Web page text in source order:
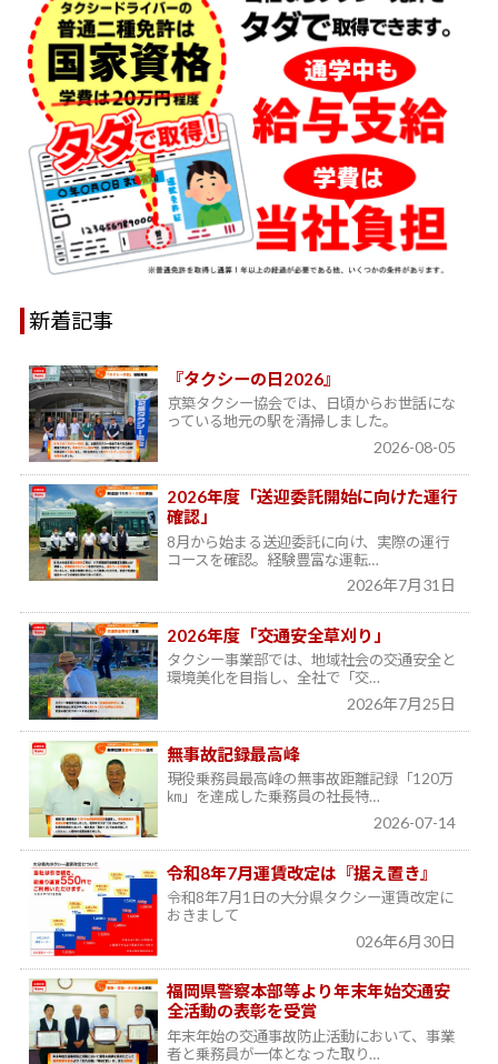
新着記事
『タクシーの日2026』
京築タクシー協会では、日頃からお世話にな
っている地元の駅を清掃しました。
2026-08-05
2026年度「送迎委託開始に向けた運行
確認」
8月から始まる送迎委託に向け、実際の運行
コースを確認。経験豊富な運転…
2026年7月31日
2026年度「交通安全草刈り」
タクシー事業部では、地域社会の交通安全と
環境美化を目指し、全社で「交…
2026年7月25日
無事故記録最高峰
現役乗務員最高峰の無事故距離記録「120万
㎞」を達成した乗務員の社長特…
2026-07-14
令和8年7月運賃改定は『据え置き』
令和8年7月1日の大分県タクシー運賃改定に
おきまして
026年6月30日
福岡県警察本部等より年末年始交通安
全活動の表彰を受賞
年末年始の交通事故防止活動において、事業
者と乗務員が一体となった取り…